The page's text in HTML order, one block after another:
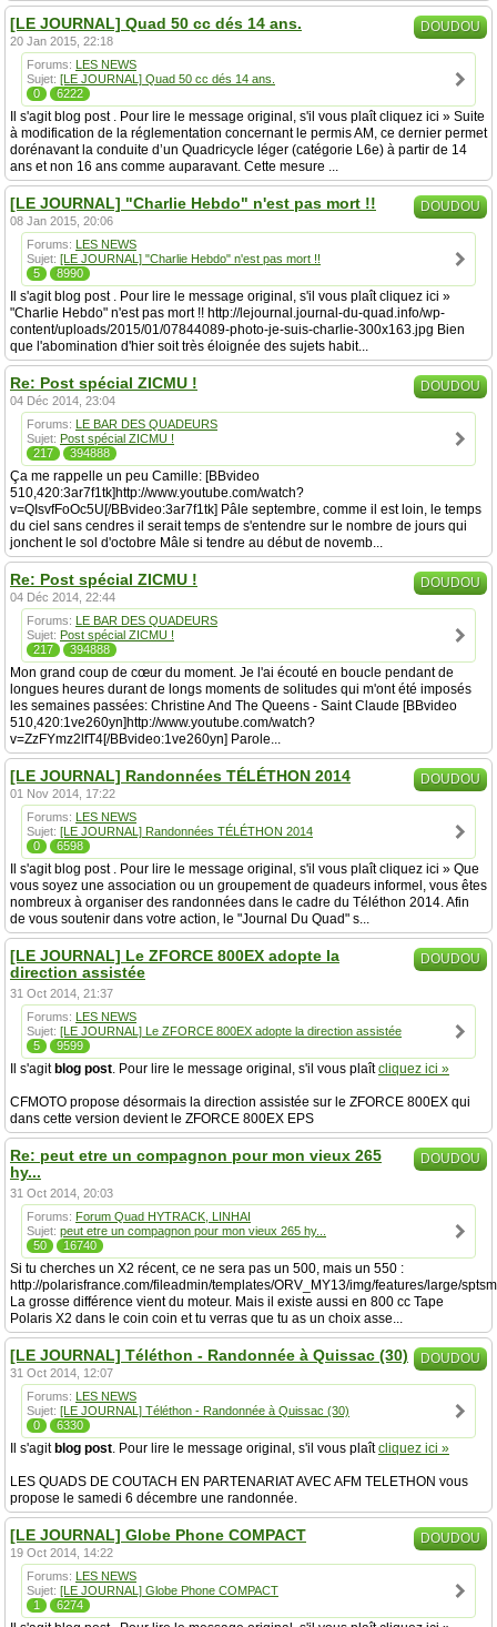
DOUDOU
[LE JOURNAL] Quad 50 cc dés 14 ans.
20 Jan 2015, 22:18
Forums: LES NEWS
Sujet: [LE JOURNAL] Quad 50 cc dés 14 ans.
0
6222
Il s'agit blog post . Pour lire le message original, s'il vous plaît cliquez ici » Suite
à modification de la réglementation concernant le permis AM, ce dernier permet
dorénavant la conduite d’un Quadricycle léger (catégorie L6e) à partir de 14
ans et non 16 ans comme auparavant. Cette mesure ...
DOUDOU
[LE JOURNAL] "Charlie Hebdo" n'est pas mort !!
08 Jan 2015, 20:06
Forums: LES NEWS
Sujet: [LE JOURNAL] "Charlie Hebdo" n'est pas mort !!
5
8990
Il s'agit blog post . Pour lire le message original, s'il vous plaît cliquez ici »
"Charlie Hebdo" n'est pas mort !! http://lejournal.journal-du-quad.info/wp-
content/uploads/2015/01/07844089-photo-je-suis-charlie-300x163.jpg Bien
que l'abomination d'hier soit très éloignée des sujets habit...
DOUDOU
Re: Post spécial ZICMU !
04 Déc 2014, 23:04
Forums: LE BAR DES QUADEURS
Sujet: Post spécial ZICMU !
217
394888
Ça me rappelle un peu Camille: [BBvideo
510,420:3ar7f1tk]http://www.youtube.com/watch?
v=QIsvfFoOc5U[/BBvideo:3ar7f1tk] Pâle septembre, comme il est loin, le temps
du ciel sans cendres il serait temps de s'entendre sur le nombre de jours qui
jonchent le sol d'octobre Mâle si tendre au début de novemb...
DOUDOU
Re: Post spécial ZICMU !
04 Déc 2014, 22:44
Forums: LE BAR DES QUADEURS
Sujet: Post spécial ZICMU !
217
394888
Mon grand coup de cœur du moment. Je l'ai écouté en boucle pendant de
longues heures durant de longs moments de solitudes qui m'ont été imposés
les semaines passées: Christine And The Queens - Saint Claude [BBvideo
510,420:1ve260yn]http://www.youtube.com/watch?
v=ZzFYmz2lfT4[/BBvideo:1ve260yn] Parole...
DOUDOU
[LE JOURNAL] Randonnées TÉLÉTHON 2014
01 Nov 2014, 17:22
Forums: LES NEWS
Sujet: [LE JOURNAL] Randonnées TÉLÉTHON 2014
0
6598
Il s'agit blog post . Pour lire le message original, s'il vous plaît cliquez ici » Que
vous soyez une association ou un groupement de quadeurs informel, vous êtes
nombreux à organiser des randonnées dans le cadre du Téléthon 2014. Afin
de vous soutenir dans votre action, le "Journal Du Quad" s...
DOUDOU
[LE JOURNAL] Le ZFORCE 800EX adopte la
direction assistée
31 Oct 2014, 21:37
Forums: LES NEWS
Sujet: [LE JOURNAL] Le ZFORCE 800EX adopte la direction assistée
5
9599
Il s'agit blog post. Pour lire le message original, s'il vous plaîtcliquez ici »
CFMOTO propose désormais la direction assistée sur le ZFORCE 800EX qui
dans cette version devient le ZFORCE 800EX EPS
DOUDOU
Re: peut etre un compagnon pour mon vieux 265
hy...
31 Oct 2014, 20:03
Forums: Forum Quad HYTRACK, LINHAI
Sujet: peut etre un compagnon pour mon vieux 265 hy...
50
16740
Si tu cherches un X2 récent, ce ne sera pas un 500, mais un 550 :
http://polarisfrance.com/fileadmin/templates/ORV_MY13/img/features/large/
La grosse différence vient du moteur. Mais il existe aussi en 800 cc Tape
Polaris X2 dans le coin coin et tu verras que tu as un choix asse...
DOUDOU
[LE JOURNAL] Téléthon - Randonnée à Quissac (30)
31 Oct 2014, 12:07
Forums: LES NEWS
Sujet: [LE JOURNAL] Téléthon - Randonnée à Quissac (30)
0
6330
Il s'agit blog post. Pour lire le message original, s'il vous plaîtcliquez ici »
LES QUADS DE COUTACH EN PARTENARIAT AVEC AFM TELETHON vous
propose le samedi 6 décembre une randonnée.
DOUDOU
[LE JOURNAL] Globe Phone COMPACT
19 Oct 2014, 14:22
Forums: LES NEWS
Sujet: [LE JOURNAL] Globe Phone COMPACT
1
6274